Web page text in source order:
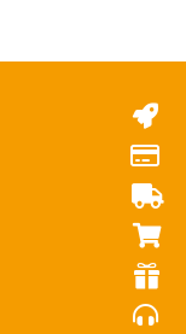





